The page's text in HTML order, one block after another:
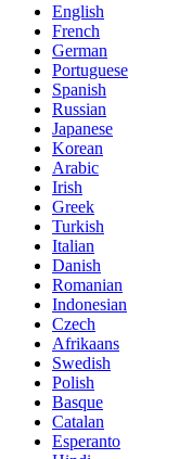
English
French
German
Portuguese
Spanish
Russian
Japanese
Korean
Arabic
Irish
Greek
Turkish
Italian
Danish
Romanian
Indonesian
Czech
Afrikaans
Swedish
Polish
Basque
Catalan
Esperanto